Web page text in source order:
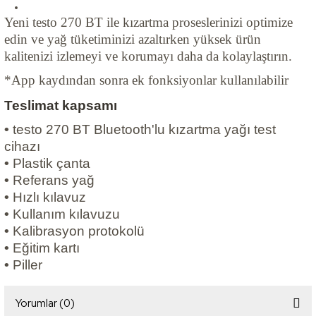
Yeni testo 270 BT ile kızartma proseslerinizi optimize
edin ve yağ tüketiminizi azaltırken yüksek ürün
kalitenizi izlemeyi ve korumayı daha da kolaylaştırın.
*App kaydından sonra ek fonksiyonlar kullanılabilir
Teslimat kapsamı
• testo 270 BT Bluetooth'lu kızartma yağı test
cihazı
• Plastik çanta
• Referans yağ
• Hızlı kılavuz
• Kullanım kılavuzu
• Kalibrasyon protokolü
• Eğitim kartı
• Piller
Yorumlar (0)